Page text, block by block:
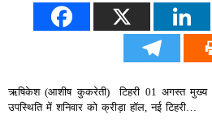
ऋषिकेश (आशीष कुकरेती) टिहरी 01 अगस्त मुख्य
उपस्थिति में शनिवार को क्रीड़ा हॉल, नई टिहरी…